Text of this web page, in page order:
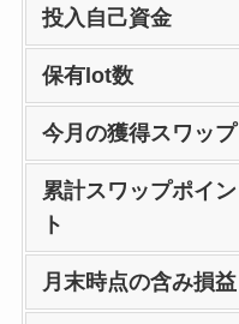
投入自己資金
保有lot数
今月の獲得スワップ
累計スワップポイン
ト
月末時点の含み損益